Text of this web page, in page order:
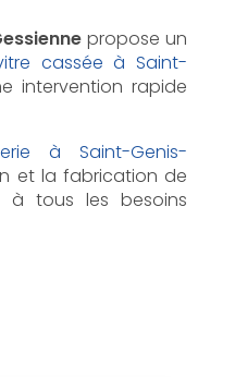
propose un
cassée à Saint-
intervention rapide
à Saint-Genis-
et la fabrication de
à tous les besoins